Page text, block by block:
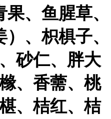
、鱼腥草、
、枳椇子、
砂仁、胖大
、香薷、桃
、桔红、桔